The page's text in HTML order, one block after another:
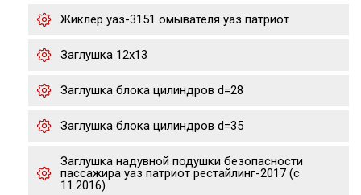
Жиклер уаз-3151 омывателя уаз патриот
Заглушка 12х13
Заглушка блока цилиндров d=28
Заглушка блока цилиндров d=35
Заглушка надувной подушки безопасности
пассажира уаз патриот рестайлинг-2017 (с
11.2016)